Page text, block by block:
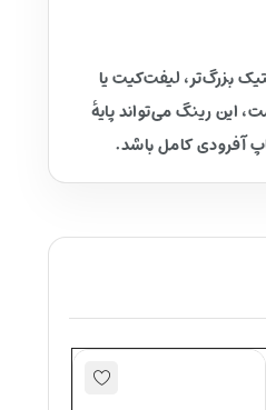
بزرگ‌تر، لیفت‌کیت یا
این رینگ می‌تواند پایهٔ
آفرودی کامل باشد.